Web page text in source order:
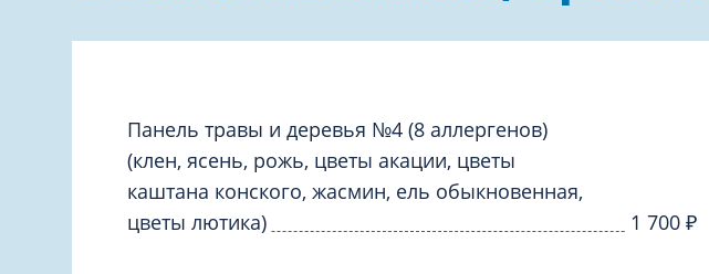
Панель травы и деревья №4 (8 аллергенов)
(клен, ясень, рожь, цветы акации, цветы
каштана конского, жасмин, ель обыкновенная,
цветы лютика)
1 700 ₽